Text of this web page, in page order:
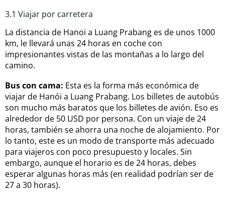
3.1 Viajar por carretera
La distancia de Hanoi a Luang Prabang es de unos 1000
km, le llevará unas 24 horas en coche con
impresionantes vistas de las montañas a lo largo del
camino.
Bus con cama: Esta es la forma más económica de
viajar de Hanói a Luang Prabang. Los billetes de autobús
son mucho más baratos que los billetes de avión. Eso es
alrededor de 50 USD por persona. Con un viaje de 24
horas, también se ahorra una noche de alojamiento. Por
lo tanto, este es un modo de transporte más adecuado
para viajeros con poco presupuesto y locales. Sin
embargo, aunque el horario es de 24 horas, debes
esperar algunas horas más (en realidad podrían ser de
27 a 30 horas).